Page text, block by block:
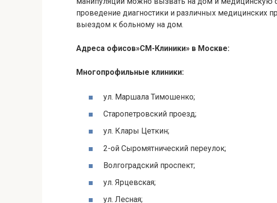
проведение диагностики и различных медицинских
выездом к больному на дом.
Адреса офисов»СМ-Клиники» в Москве:
Многопрофильные клиники:
ул. Маршала Тимошенко;
Старопетровский проезд;
ул. Клары Цеткин;
2-ой Сыромятнический переулок;
Волгоградский проспект;
ул. Ярцевская;
ул. Лесная;